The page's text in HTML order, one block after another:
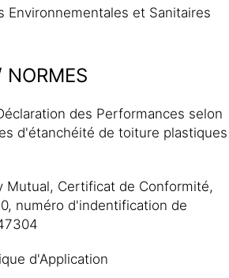
Environnementales et Sanitaires
NORMES
des Performances selon
d'étanchéité de toiture plastiques
Mutual, Certificat de Conformité,
numéro d'indentification de
d'Application